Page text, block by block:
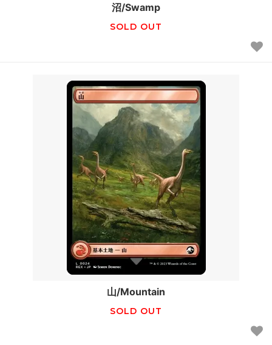
沼/Swamp
SOLD OUT
山/Mountain
SOLD OUT